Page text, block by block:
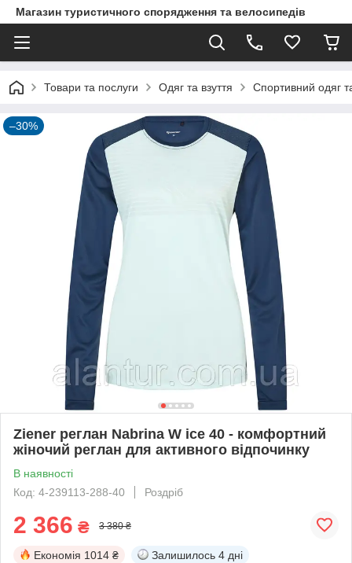
Магазин туристичного спорядження та велосипедів
Товари та послуги Одяг та взуття Спортивний одяг
–30%
Ziener реглан Nabrina W ice 40 - комфортний
жіночий реглан для активного відпочинку
В наявності
Код: 4-239113-288-40
Роздріб
2 366 ₴ 3 380 ₴
Економія 1014 ₴ Залишилось 4 дні